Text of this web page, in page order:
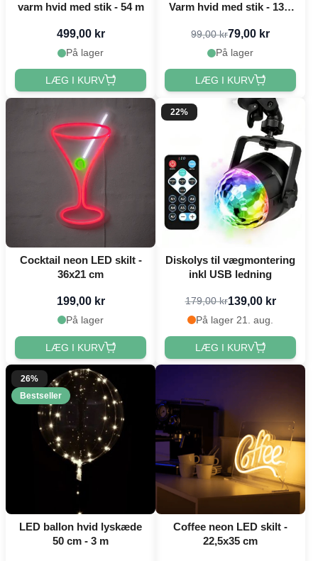
varm hvid med stik - 54 m
499,00 kr
På lager
LÆG I KURV
Varm hvid med stik - 13,5
99,00 kr79,00 kr
På lager
LÆG I KURV
Cocktail neon LED skilt -
36x21 cm
199,00 kr
På lager
LÆG I KURV
22%
Diskolys til vægmontering
inkl USB ledning
179,00 kr139,00 kr
På lager 21. aug.
LÆG I KURV
26%
Bestseller
LED ballon hvid lyskæde
50 cm - 3 m
Coffee neon LED skilt -
22,5x35 cm